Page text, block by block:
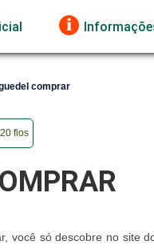
comprar
fios
você só descobre no site